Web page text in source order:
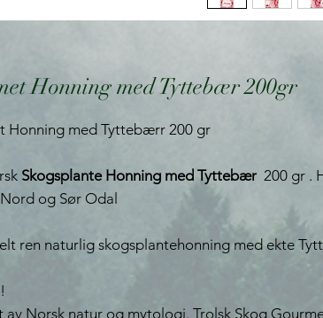
Honning med Tyttebær 200gr
Honning med Tyttebærr 200 gr
Skogsplante Honning med Tyttebær 200 gr .
og Sør Odal
ren naturlig skogsplantehonning med ekte
av Norsk natur og mytologi. Trolsk Skog